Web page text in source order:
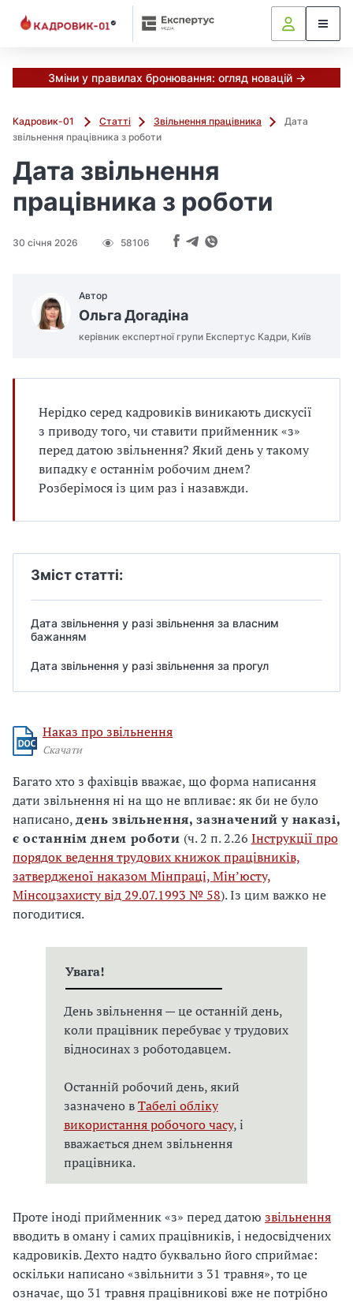
Зміни у правилах бронювання: огляд новацій →
Кадровик-01 Статті Звільнення працівника
Дата
звільнення працівника з роботи
Дата звільнення
працівника з роботи
30 січня 2026 58106
Автор
Ольга Догадіна
керівник експертної групи Експертус Кадри, Київ
Нерідко серед кадровиків виникають дискусії
з приводу того, чи ставити прийменник «з»
перед датою звільнення? Який день у такому
випадку є останнім робочим днем?
Розберімося із цим раз і назавжди.
Зміст статті:
Дата звільнення у разі звільнення за власним
бажанням
Дата звільнення у разі звільнення за прогул
Наказ про звільнення
Скачати
Багато хто з фахівців вважає, що форма написання
дати звільнення ні на що не впливає: як би не було
написано,день звільнення, зазначений у наказі,
є останнім днем роботи (ч. 2 п. 2.26 Інструкції про
порядок ведення трудових книжок працівників,
затвердженої наказом Мінпраці, Мін’юсту,
Мінсоцзахисту від 29.07.1993 № 58). Із цим важко не
погодитися.
Увага!
День звільнення — це останній день,
коли працівник перебуває у трудових
відносинах з роботодавцем.
Останній робочий день, який
зазначено вТабелі обліку
використання робочого часу, і
вважається днем звільнення
працівника.
Проте іноді прийменник «з» перед датою звільнення
вводить в оману і самих працівників, і недосвідчених
кадровиків. Дехто надто буквально його сприймає:
оскільки написано «звільнити з 31 травня», то це
означає, що 31 травня працівникові вже не потрібно